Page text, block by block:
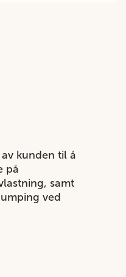
kunden til å
på
samt
ved